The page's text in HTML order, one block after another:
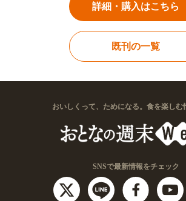
詳細・購入はこちら
既刊の一覧
おいしくって、ためになる。食を楽しむ
SNSで最新情報をチェック